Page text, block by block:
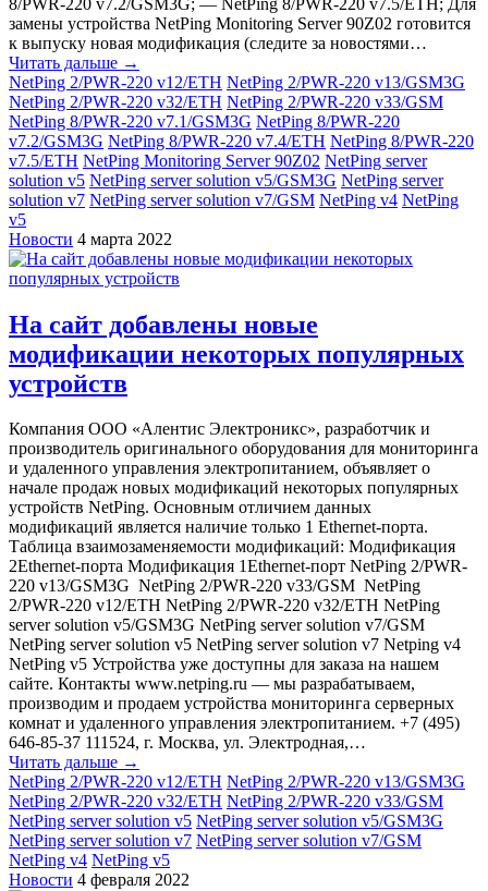
замены устройства NetPing Monitoring Server 90Z02 готовится
к выпуску новая модификация (следите за новостями…
Читать дальше →
NetPing 2/PWR-220 v12/ETH NetPing 2/PWR-220 v13/GSM3G
NetPing 2/PWR-220 v32/ETH NetPing 2/PWR-220 v33/GSM
NetPing 8/PWR-220 v7.1/GSM3G NetPing 8/PWR-220
v7.2/GSM3G NetPing 8/PWR-220 v7.4/ETH NetPing 8/PWR-220
v7.5/ETH NetPing Monitoring Server 90Z02 NetPing server
solution v5 NetPing server solution v5/GSM3G NetPing server
solution v7 NetPing server solution v7/GSM NetPing v4 NetPing
v5
Новости 4 марта 2022
На сайт добавлены новые
модификации некоторых популярных
устройств
Компания ООО «Алентис Электроникс», разработчик и
производитель оригинального оборудования для мониторинга
и удаленного управления электропитанием, объявляет о
начале продаж новых модификаций некоторых популярных
устройств NetPing. Основным отличием данных
модификаций является наличие только 1 Ethernet-порта.
Таблица взаимозаменяемости модификаций: Модификация
2Ethernet-порта Модификация 1Ethernet-порт NetPing 2/PWR-
220 v13/GSM3G NetPing 2/PWR-220 v33/GSM NetPing
2/PWR-220 v12/ETH NetPing 2/PWR-220 v32/ETH NetPing
server solution v5/GSM3G NetPing server solution v7/GSM
NetPing server solution v5 NetPing server solution v7 Netping v4
NetPing v5 Устройства уже доступны для заказа на нашем
сайте. Контакты www.netping.ru — мы разрабатываем,
производим и продаем устройства мониторинга серверных
комнат и удаленного управления электропитанием. +7 (495)
646-85-37 111524, г. Москва, ул. Электродная,…
Читать дальше →
NetPing 2/PWR-220 v12/ETH NetPing 2/PWR-220 v13/GSM3G
NetPing 2/PWR-220 v32/ETH NetPing 2/PWR-220 v33/GSM
NetPing server solution v5 NetPing server solution v5/GSM3G
NetPing server solution v7 NetPing server solution v7/GSM
NetPing v4 NetPing v5
Новости 4 февраля 2022